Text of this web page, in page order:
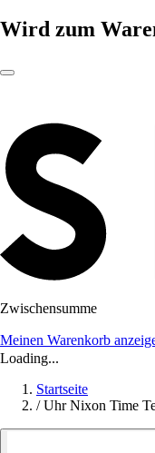
Wird zum
Zwischensumme
Meinen Warenkorb
Loading...
Startseite
/ Uhr Nixon Time